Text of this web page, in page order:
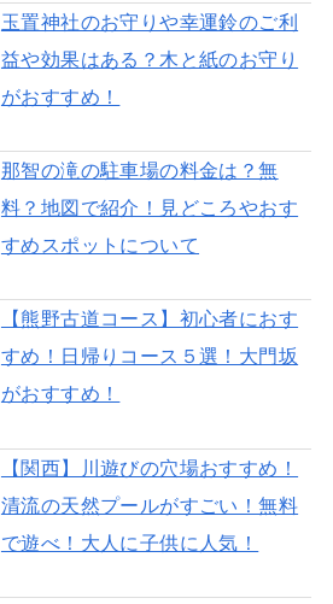
玉置神社のお守りや幸運鈴のご利
益や効果はある？木と紙のお守り
がおすすめ！
那智の滝の駐車場の料金は？無
料？地図で紹介！見どころやおす
すめスポットについて
【熊野古道コース】初心者におす
すめ！日帰りコース５選！大門坂
がおすすめ！
【関西】川遊びの穴場おすすめ！
清流の天然プールがすごい！無料
で遊べ！大人に子供に人気！